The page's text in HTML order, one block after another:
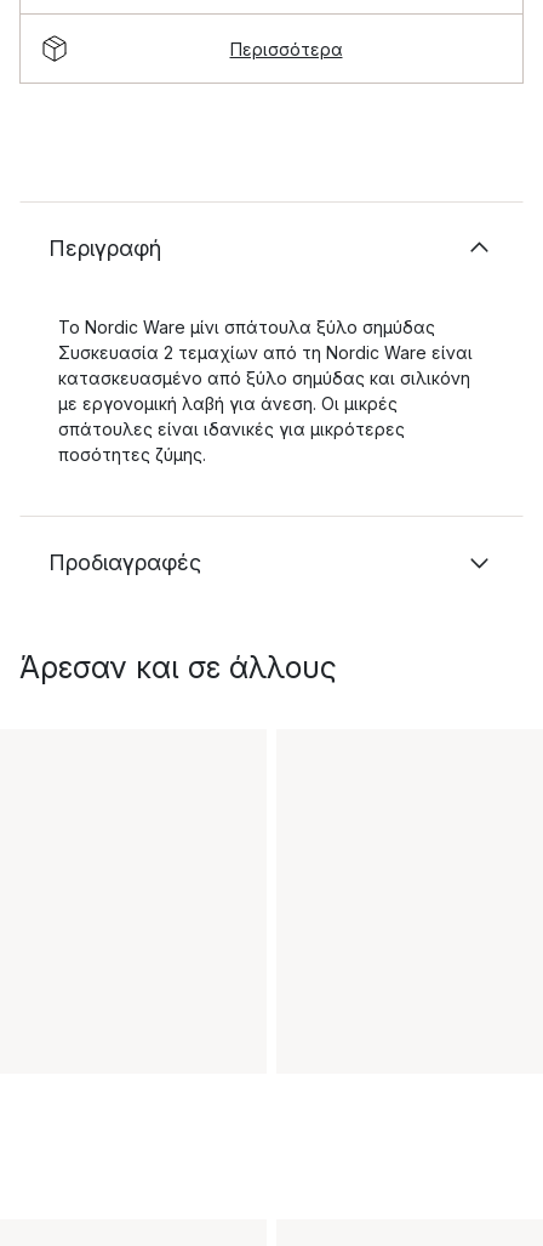
Περισσότερα
Περιγραφή
Το Nordic Ware μίνι σπάτουλα ξύλο σημύδας
Συσκευασία 2 τεμαχίων από τη Nordic Ware είναι
κατασκευασμένο από ξύλο σημύδας και σιλικόνη
με εργονομική λαβή για άνεση. Οι μικρές
σπάτουλες είναι ιδανικές για μικρότερες
ποσότητες ζύμης.
Προδιαγραφές
Άρεσαν και σε άλλους